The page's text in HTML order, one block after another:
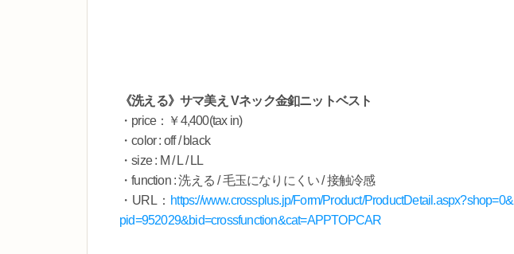
《洗える》サマ美え Vネック金釦ニットベスト
・price：￥4,400(tax in)
・color : off / black
・size : M / L / LL
・function : 洗える / 毛玉になりにくい / 接触冷感
・URL： https://www.crossplus.jp/Form/Product/ProductDetail.aspx?shop=0&
pid=952029&bid=crossfunction&cat=APPTOPCAR